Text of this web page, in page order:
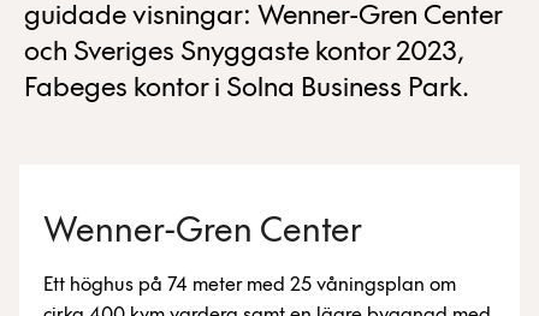
guidade visningar: Wenner-Gren Center
och Sveriges Snyggaste kontor 2023,
Fabeges kontor i Solna Business Park.
Wenner-Gren Center
Ett höghus på 74 meter med 25 våningsplan om